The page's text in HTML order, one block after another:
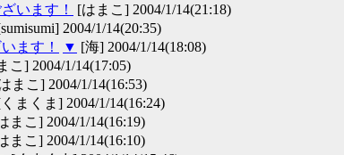
います！
[はまこ] 2004/1/14(21:18)
2004/1/14(20:35)
ます！ ▼ [海] 2004/1/14(18:08)
こ] 2004/1/14(17:05)
まこ] 2004/1/14(16:53)
まくま] 2004/1/14(16:24)
まこ] 2004/1/14(16:19)
まこ] 2004/1/14(16:10)